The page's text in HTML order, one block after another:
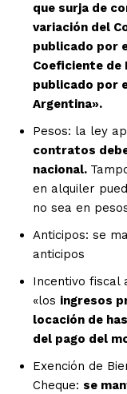
que surja de
variación del
publicado por
Coeficiente de
publicado por
Argentina».
Pesos: la ley
contratos
nacional.
en alquiler
no sea en
Anticipos: se
anticipos
Incentivo fiscal
«los ingresos
locación de
del pago del
Exención de
Cheque: se